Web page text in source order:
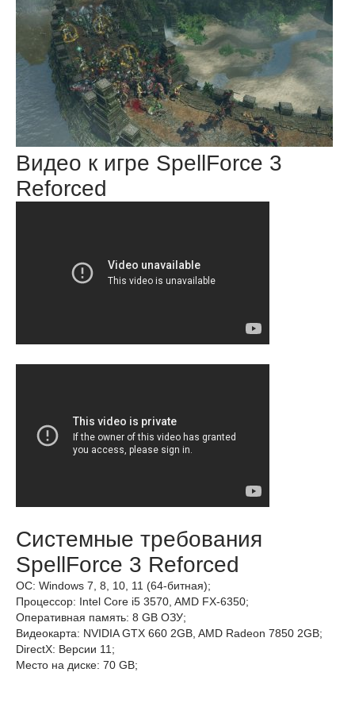
Видео к игре SpellForce 3
Reforced
Системные требования
SpellForce 3 Reforced
ОС: Windows 7, 8, 10, 11 (64-битная);
Процессор: Intel Core i5 3570, AMD FX-6350;
Оперативная память: 8 GB ОЗУ;
Видеокарта: NVIDIA GTX 660 2GB, AMD Radeon 7850 2GB;
DirectX: Версии 11;
Место на диске: 70 GB;